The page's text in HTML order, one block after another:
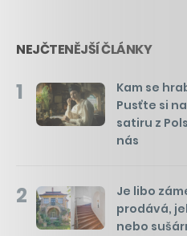
NEJČTENĚJŠÍ ČLÁNKY
1
Kam se
Pusťte si
satiru z
nás
2
Je libo
prodává,
nebo